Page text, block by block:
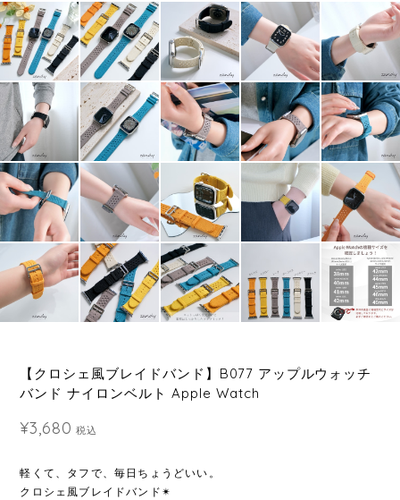
【クロシェ風ブレイドバンド】B077 アップルウォッチ
バンド ナイロンベルト Apple Watch
¥3,680 税込
軽くて、タフで、毎日ちょうどいい。
クロシェ風ブレイドバンド✴︎